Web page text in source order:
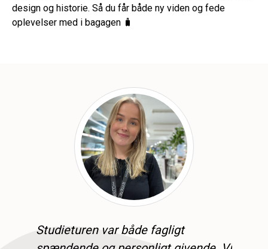
design og historie. Så du får både ny viden og fede
oplevelser med i bagagen 🧳
Studieturen var både fagligt